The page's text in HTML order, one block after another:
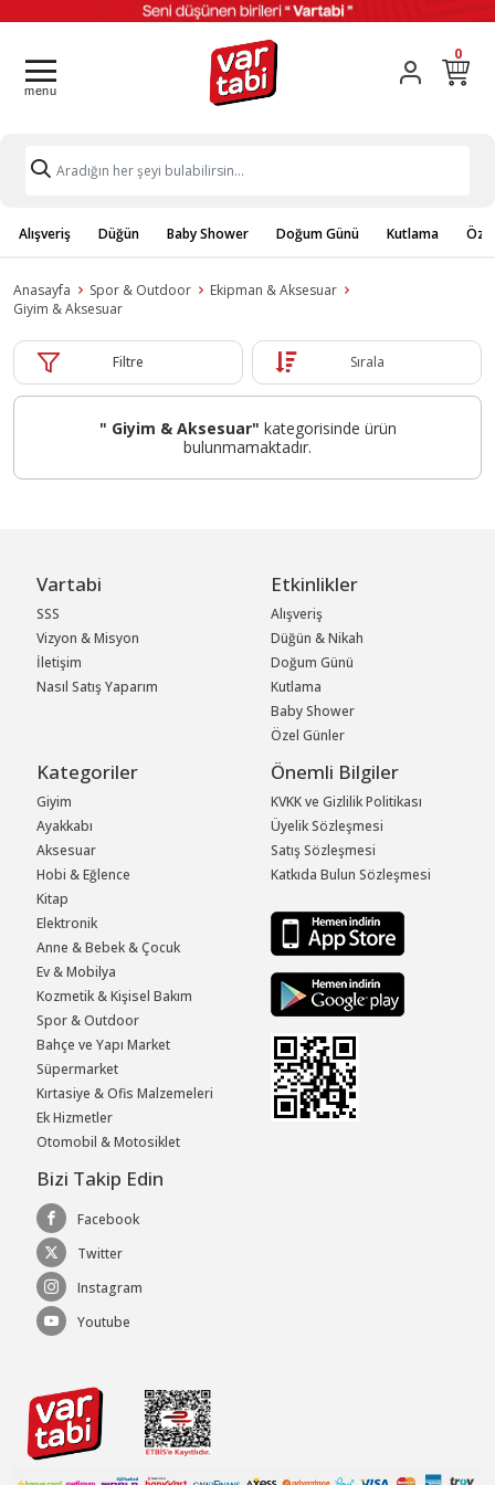
0
Alışveriş Düğün Baby Shower Doğum Günü Kutlama
Anasayfa Spor & Outdoor
Ekipman & Aksesuar
Giyim & Aksesuar
Filtre Sırala
" Giyim & Aksesuar" kategorisinde ürün
bulunmamaktadır.
Vartabi
SSS
Vizyon & Misyon
İletişim
Nasıl Satış Yaparım
Etkinlikler
Alışveriş
Düğün & Nikah
Doğum Günü
Kutlama
Baby Shower
Özel Günler
Kategoriler
Giyim
Ayakkabı
Aksesuar
Hobi & Eğlence
Kitap
Elektronik
Anne & Bebek & Çocuk
Ev & Mobilya
Kozmetik & Kişisel Bakım
Spor & Outdoor
Bahçe ve Yapı Market
Süpermarket
Kırtasiye & Ofis Malzemeleri
Ek Hizmetler
Otomobil & Motosiklet
Önemli Bilgiler
KVKK ve Gizlilik Politikası
Üyelik Sözleşmesi
Satış Sözleşmesi
Katkıda Bulun Sözleşmesi
Bizi Takip Edin
Facebook
Twitter
Instagram
Youtube